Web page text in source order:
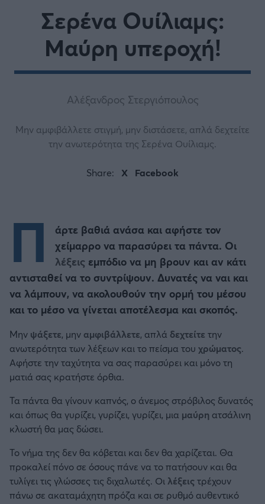
Σερένα Ουίλιαμς:
Μαύρη υπεροχή!
Αλέξανδρος Στεργιόπουλος
Μην αμφιβάλλετε στιγμή, μην διστάσετε, απλά δεχτείτε
την ανωτερότητα της Σερένα Ουίλιαμς.
Share: X Facebook
Π
άρτε βαθιά ανάσα και αφήστε τον
χείμαρρο να παρασύρει τα πάντα. Οι
λέξεις εμπόδιο να μη βρουν και αν κάτι
αντισταθεί να το συντρίψουν. Δυνατές να ναι και
να λάμπουν, να ακολουθούν την ορμή του μέσου
και το μέσο να γίνεται αποτέλεσμα και σκοπός.
Μην ψάξετε, μην αμφιβάλλετε, απλά δεχτείτε την
ανωτερότητα των λέξεων και το πείσμα του χρώματος.
Αφήστε την ταχύτητα να σας παρασύρει και μόνο τη
ματιά σας κρατήστε όρθια.
Τα πάντα θα γίνουν καπνός, ο άνεμος στρόβιλος δυνατός
και όπως θα γυρίζει, γυρίζει, γυρίζει, μια μαύρη ατσάλινη
κλωστή θα μας δώσει.
Το νήμα της δεν θα κόβεται και δεν θα χαρίζεται. Θα
προκαλεί πόνο σε όσους πάνε να το πατήσουν και θα
τυλίγει τις γλώσσες τις διχαλωτές. Οι λέξειςτρέχουν
πάνω σε ακαταμάχητη πρόζα και σε ρυθμό αυθεντικό